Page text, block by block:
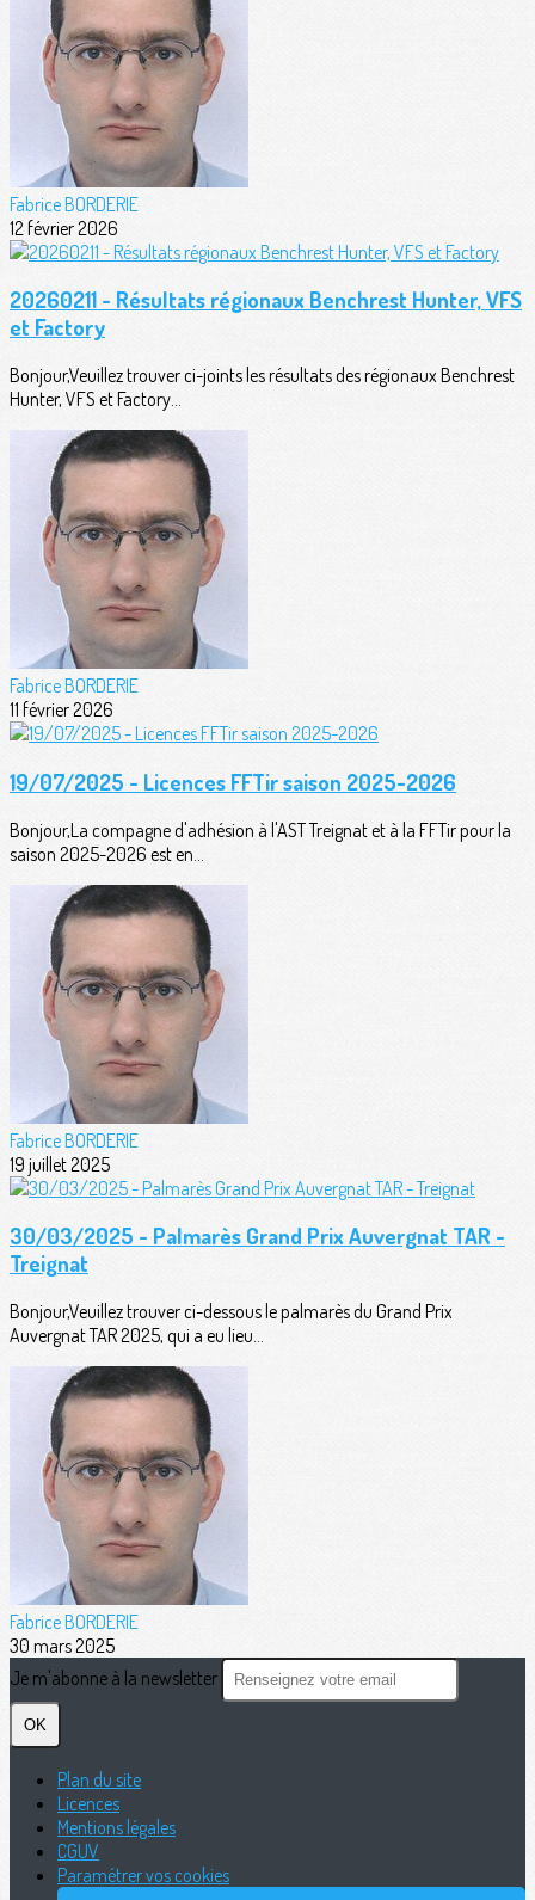
Fabrice BORDERIE
12 février 2026
20260211 - Résultats régionaux Benchrest Hunter, VFS
et Factory
Bonjour,Veuillez trouver ci-joints les résultats des régionaux Benchrest
Hunter, VFS et Factory...
Fabrice BORDERIE
11 février 2026
19/07/2025 - Licences FFTir saison 2025-2026
Bonjour,La compagne d'adhésion à l'AST Treignat et à la FFTir pour la
saison 2025-2026 est en...
Fabrice BORDERIE
19 juillet 2025
30/03/2025 - Palmarès Grand Prix Auvergnat TAR -
Treignat
Bonjour,Veuillez trouver ci-dessous le palmarès du Grand Prix
Auvergnat TAR 2025, qui a eu lieu...
Fabrice BORDERIE
30 mars 2025
Je m'abonne à la newsletter
OK
Plan du site
Licences
Mentions légales
CGUV
Paramétrer vos cookies